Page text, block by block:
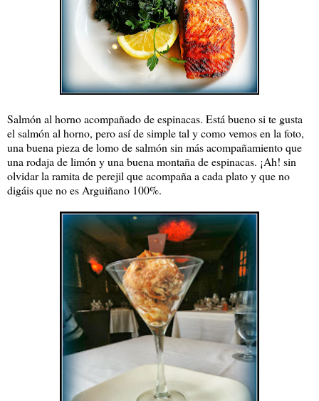
Salmón al horno acompañado de espinacas. Está bueno si te gusta
el salmón al horno, pero así de simple tal y como vemos en la foto,
una buena pieza de lomo de salmón sin más acompañamiento que
una rodaja de limón y una buena montaña de espinacas. ¡Ah! sin
olvidar la ramita de perejil que acompaña a cada plato y que no
digáis que no es Arguiñano 100%.